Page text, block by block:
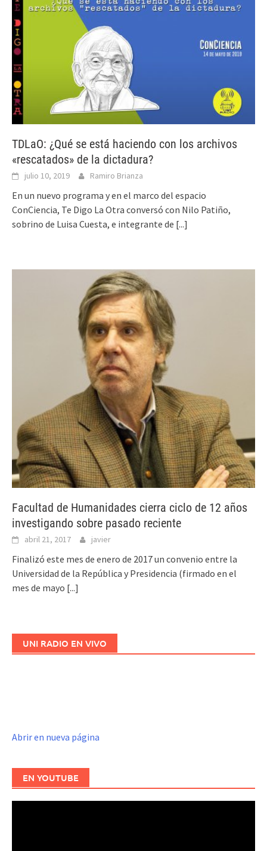
TDLaO: ¿Qué se está haciendo con los archivos
«rescatados» de la dictadura?
julio 10, 2019 Ramiro Brianza
En un nuevo programa y en el marco del espacio
ConCiencia, Te Digo La Otra conversó con Nilo Patiño,
sobrino de Luisa Cuesta, e integrante de [...]
Facultad de Humanidades cierra ciclo de 12 años
investigando sobre pasado reciente
abril 21, 2017 javier
Finalizó este mes de enero de 2017 un convenio entre la
Universidad de la República y Presidencia (firmado en el
mes de mayo [...]
UNI RADIO EN VIVO
Abrir en nueva página
EN YOUTUBE